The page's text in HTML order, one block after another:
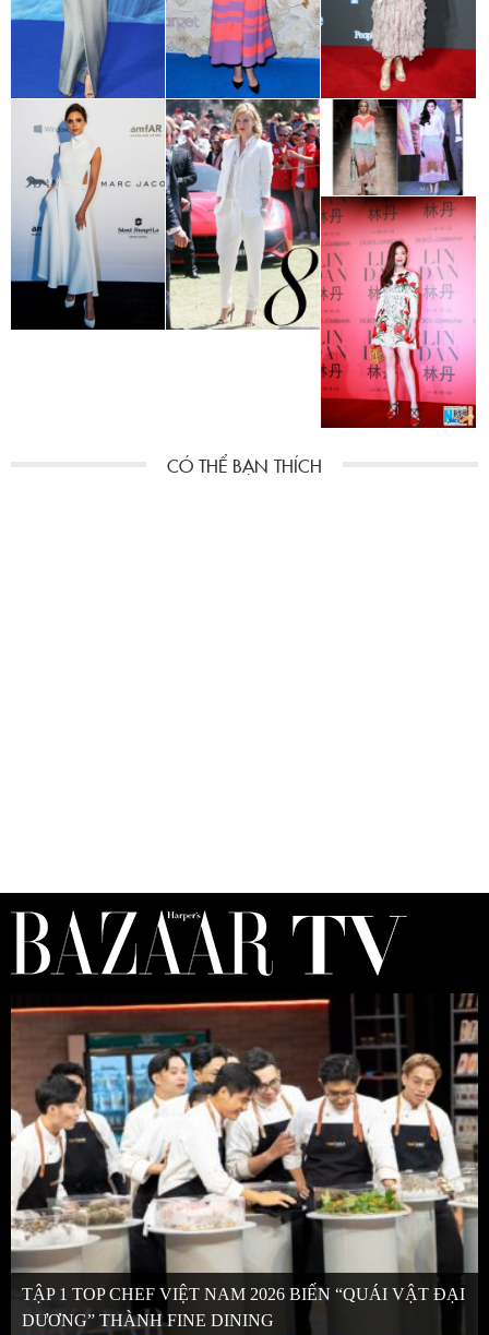
TẬP 1 TOP CHEF VIỆT NAM 2026 BIẾN “QUÁI VẬT ĐẠI
DƯƠNG” THÀNH FINE DINING